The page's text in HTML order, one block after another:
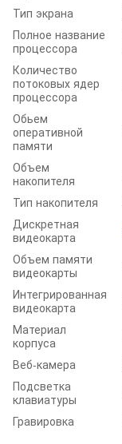
Тип экрана
Полное название
процессора
Количество
потоковых ядер
процессора
Обьем
оперативной
памяти
Объем
накопителя
Тип накопителя
Дискретная
видеокарта
Объем памяти
видеокарты
Интегрированная
видеокарта
Материал
корпуса
Веб-камера
Подсветка
клавиатуры
Гравировка